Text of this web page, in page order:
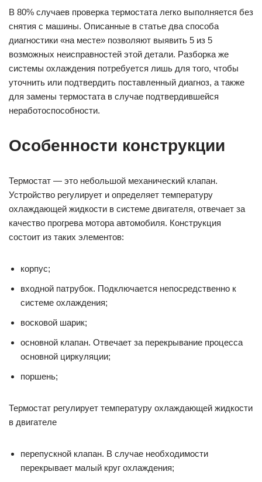
В 80% случаев проверка термостата легко выполняется без
снятия с машины. Описанные в статье два способа
диагностики «на месте» позволяют выявить 5 из 5
возможных неисправностей этой детали. Разборка же
системы охлаждения потребуется лишь для того, чтобы
уточнить или подтвердить поставленный диагноз, а также
для замены термостата в случае подтвердившейся
неработоспособности.
Особенности конструкции
Термостат — это небольшой механический клапан.
Устройство регулирует и определяет температуру
охлаждающей жидкости в системе двигателя, отвечает за
качество прогрева мотора автомобиля. Конструкция
состоит из таких элементов:
корпус;
входной патрубок. Подключается непосредственно к
системе охлаждения;
восковой шарик;
основной клапан. Отвечает за перекрывание процесса
основной циркуляции;
поршень;
Термостат регулирует температуру охлаждающей жидкости
в двигателе
перепускной клапан. В случае необходимости
перекрывает малый круг охлаждения;